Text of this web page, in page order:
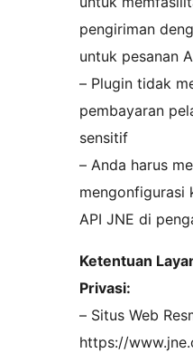
pengiriman
untuk pesanan
– Plugin tidak
pembayaran
sensitif
– Anda harus
mengonfigurasi
API JNE di
Ketentuan
Privasi:
– Situs Web
https://